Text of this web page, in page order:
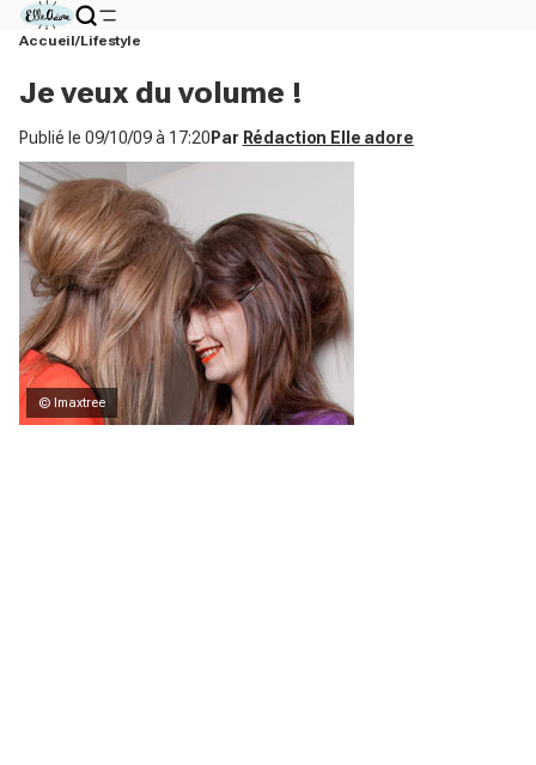
Accueil Lifestyle
Je veux du volume !
Publié le 09/10/09 à 17:20 Par Rédaction Elle adore
© Imaxtree